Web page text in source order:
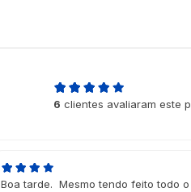
6 clientes avaliaram este
Boa tarde. Mesmo tendo feito todo